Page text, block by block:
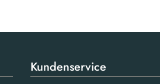
Kundenservice